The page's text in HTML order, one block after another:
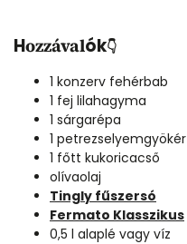
Hozzávalók👇
1 konzerv fehérbab
1 fej lilahagyma
1 sárgarépa
1 petrezselyemgyökér
1 főtt kukoricacső
olívaolaj
Tingly fűszersó
Fermato Klasszikus
0,5 l alaplé vagy víz